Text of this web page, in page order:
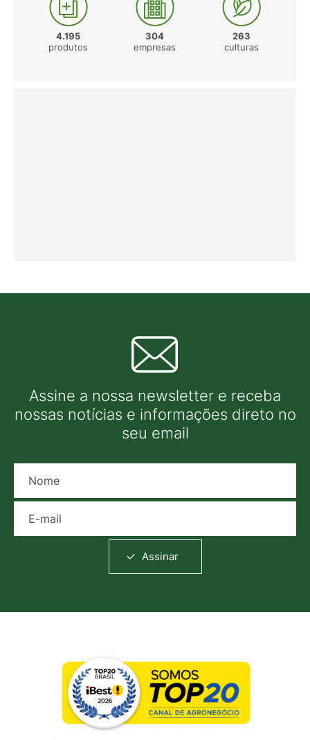
4.195
produtos
304
empresas
263
culturas
Assine a nossa newsletter e receba
nossas notícias e informações direto no
seu email
Assinar